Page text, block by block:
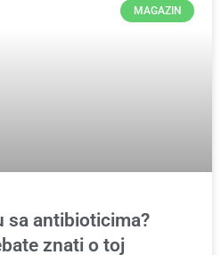
MAGAZIN
sa antibioticima?
znati o toj